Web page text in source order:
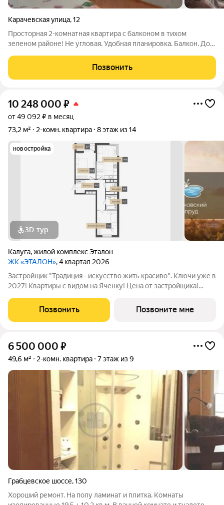
Карачевская улица,12
Просторная 2-комнатная квартира с балконом в тихом
зеленом районе! Не угловая. Удобная планировка. Балкон. Дом
года постройки. Зеленый двор, спокойная атмосфера, с пятого
этажа удобно
Позвонить
10 248 000 ₽
от 49 092 ₽ в месяц
73,2 м²
2-комн. квартира 8 этаж из 14
новостройка
3D-тур
Калуга,жилой комплекс Эталон
ЖК «ЭТАЛОН», 4 квартал 2026
Застройщик "Традиция - искусство жить красиво". Ключи уже в
2027! Квартиры с видом на Яченку! Цена от застройщика!
программы покупки: -Семейная ипотека с платежами от 25
тыс/руб (для однушек), от 35
Позвонить Позвоните мне
6 500 000 ₽
49,6 м² 2-комн. квартира 7 этаж из 9
Грабцевское шоссе,130
Хороший ремонт. На полу ламинат и плитка. Комнаты